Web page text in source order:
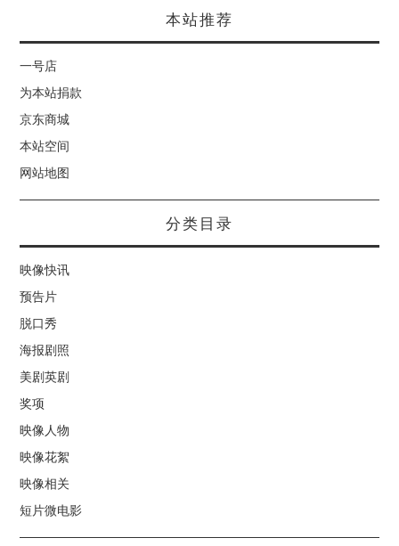
本站推荐
一号店
为本站捐款
京东商城
本站空间
网站地图
分类目录
映像快讯
预告片
脱口秀
海报剧照
美剧英剧
奖项
映像人物
映像花絮
映像相关
短片微电影